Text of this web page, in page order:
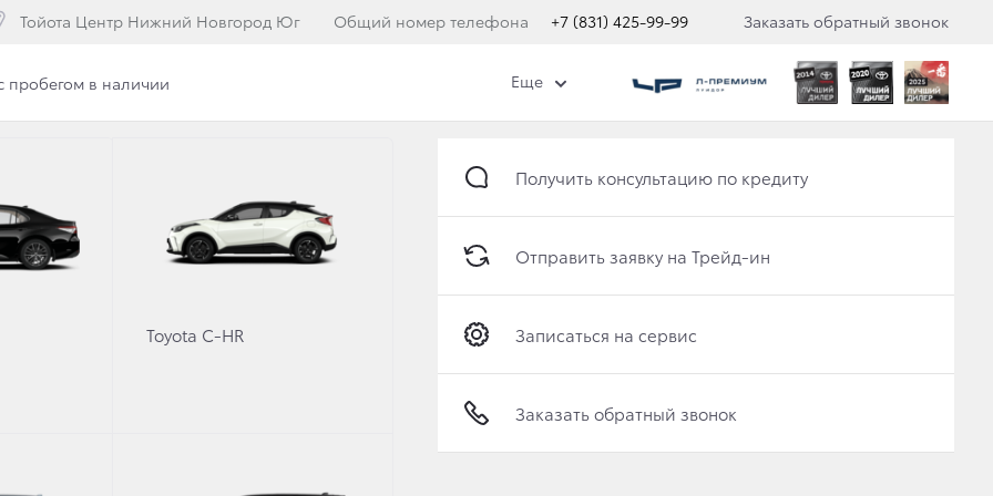
Тойота Центр Нижний Новгород Юг Общий номер телефона +7 (831) 425-99-99 Заказать обратный звонок
Toyota C-HR
Получить консультацию по кредиту
Отправить заявку на Трейд-ин
Записаться на сервис
Заказать обратный звонок
пробегом в наличии Еще
ЗАКАЗОВ НА TOYOTA HIGHLANDER
ГОДА ВЫПУСКА